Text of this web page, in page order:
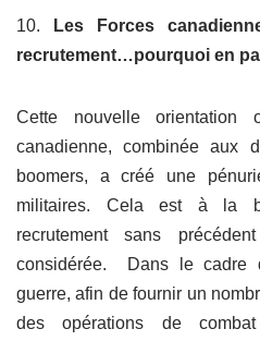
10.
Les Forces
recrutement…pourquoi en
Cette nouvelle orientation
canadienne, combinée aux
boomers, a créé une
militaires. Cela est à la
recrutement sans
considérée. Dans le cadre
guerre, afin de fournir un
des opérations de